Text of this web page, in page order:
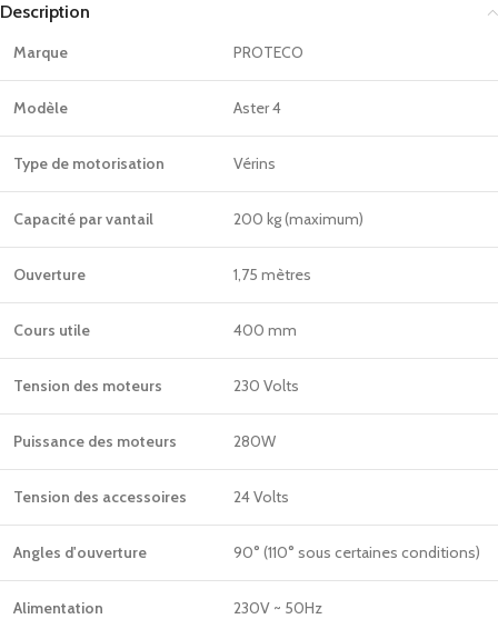
Description
Marque PROTECO
Modèle Aster 4
Type de motorisation Vérins
Capacité par vantail 200 kg (maximum)
Ouverture 1,75 mètres
Cours utile 400 mm
Tension des moteurs 230 Volts
Puissance des moteurs 280W
Tension des accessoires 24 Volts
Angles d'ouverture 90° (110° sous certaines conditions)
Alimentation 230V ~ 50Hz